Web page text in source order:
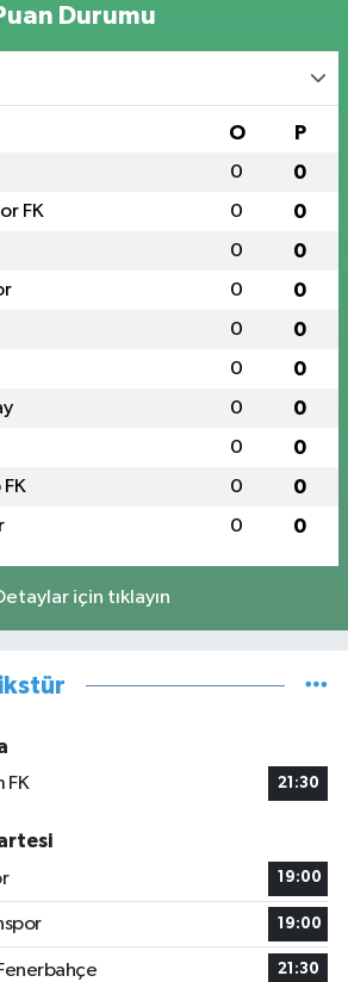
Durumu
O P
0 0
FK 0 0
0 0
0 0
0 0
0 0
0 0
0 0
0 0
0 0
için tıklayın
FK
21:30
19:00
19:00
21:30